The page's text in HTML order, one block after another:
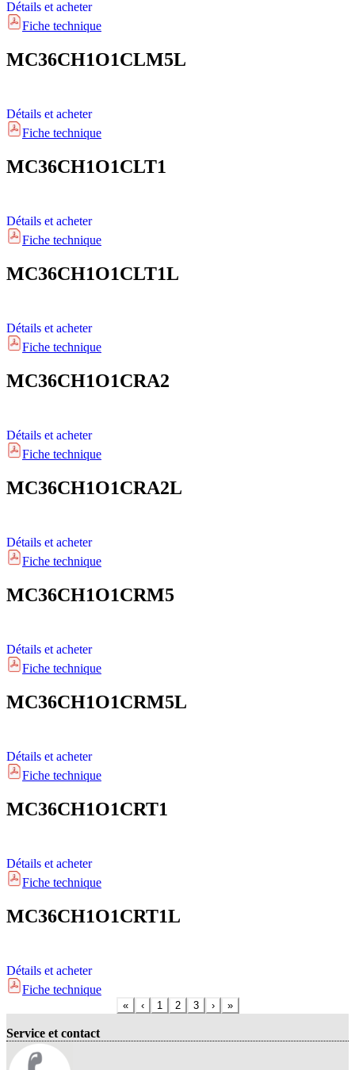
Détails et acheter
Fiche technique
MC36CH1O1CLM5L
Détails et acheter
Fiche technique
MC36CH1O1CLT1
Détails et acheter
Fiche technique
MC36CH1O1CLT1L
Détails et acheter
Fiche technique
MC36CH1O1CRA2
Détails et acheter
Fiche technique
MC36CH1O1CRA2L
Détails et acheter
Fiche technique
MC36CH1O1CRM5
Détails et acheter
Fiche technique
MC36CH1O1CRM5L
Détails et acheter
Fiche technique
MC36CH1O1CRT1
Détails et acheter
Fiche technique
MC36CH1O1CRT1L
Détails et acheter
Fiche technique
« ‹ 1 2 3 › »
Service et contact